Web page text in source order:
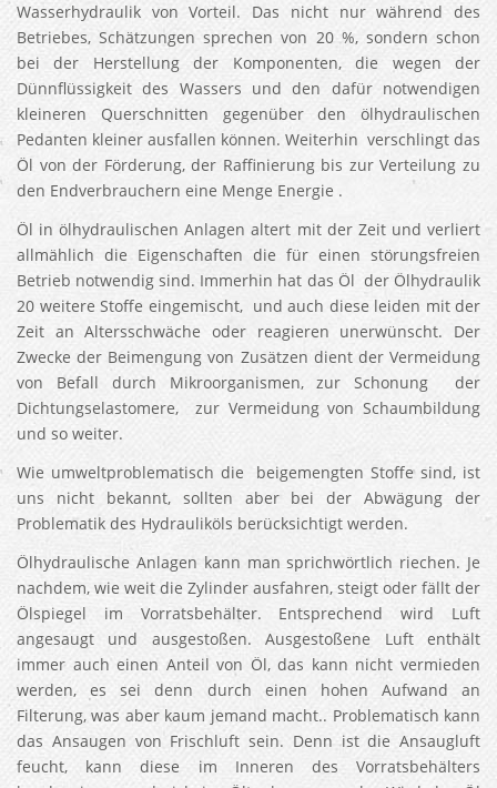
Wasserhydraulik von Vorteil. Das nicht nur während des
Betriebes, Schätzungen sprechen von 20 %, sondern schon
bei der Herstellung der Komponenten, die wegen der
Dünnflüssigkeit des Wassers und den dafür notwendigen
kleineren Querschnitten gegenüber den ölhydraulischen
Pedanten kleiner ausfallen können. Weiterhin verschlingt das
Öl von der Förderung, der Raffinierung bis zur Verteilung zu
den Endverbrauchern eine Menge Energie .
Öl in ölhydraulischen Anlagen altert mit der Zeit und verliert
allmählich die Eigenschaften die für einen störungsfreien
Betrieb notwendig sind. Immerhin hat das Öl der Ölhydraulik
20 weitere Stoffe eingemischt, und auch diese leiden mit der
Zeit an Altersschwäche oder reagieren unerwünscht. Der
Zwecke der Beimengung von Zusätzen dient der Vermeidung
von Befall durch Mikroorganismen, zur Schonung der
Dichtungselastomere, zur Vermeidung von Schaumbildung
und so weiter.
Wie umweltproblematisch die beigemengten Stoffe sind, ist
uns nicht bekannt, sollten aber bei der Abwägung der
Problematik des Hydrauliköls berücksichtigt werden.
Ölhydraulische Anlagen kann man sprichwörtlich riechen. Je
nachdem, wie weit die Zylinder ausfahren, steigt oder fällt der
Ölspiegel im Vorratsbehälter. Entsprechend wird Luft
angesaugt und ausgestoßen. Ausgestoßene Luft enthält
immer auch einen Anteil von Öl, das kann nicht vermieden
werden, es sei denn durch einen hohen Aufwand an
Filterung, was aber kaum jemand macht.. Problematisch kann
das Ansaugen von Frischluft sein. Denn ist die Ansaugluft
feucht, kann diese im Inneren des Vorratsbehälters